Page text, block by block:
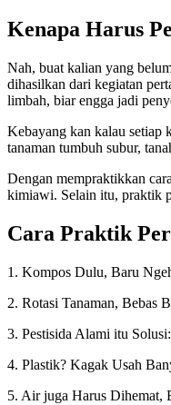
Kenapa Harus
Nah, buat kalian yang
dihasilkan dari kegiatan
limbah, biar engga jadi
Kebayang kan kalau setiap
tanaman tumbuh subur,
Dengan mempraktikkan
kimiawi. Selain itu, praktik
Cara Praktik
1. Kompos Dulu, Baru
2. Rotasi Tanaman, Bebas
3. Pestisida Alami itu
4. Plastik? Kagak Usah
5. Air juga Harus Dihemat,